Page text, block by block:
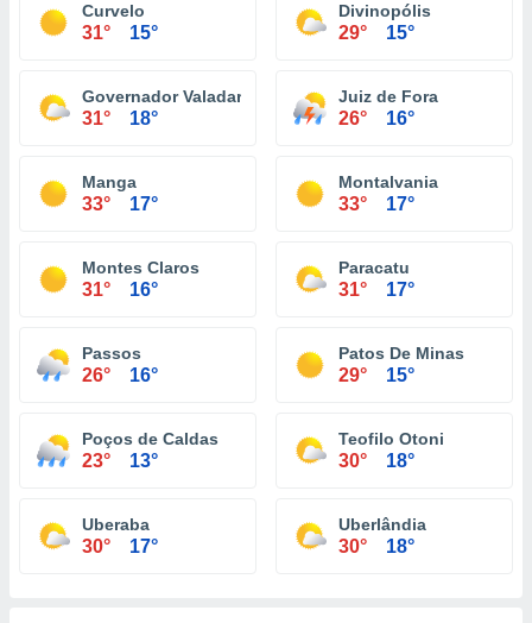
Curvelo
31° 15°
Divinopólis
29° 15°
Governador Valadares
31° 18°
Juiz de Fora
26° 16°
Manga
33° 17°
Montalvania
33° 17°
Montes Claros
31° 16°
Paracatu
31° 17°
Passos
26° 16°
Patos De Minas
29° 15°
Poços de Caldas
23° 13°
Teofilo Otoni
30° 18°
Uberaba
30° 17°
Uberlândia
30° 18°